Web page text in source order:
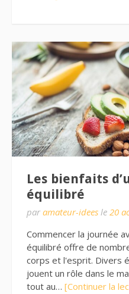
Les bienfaits
équilibré
par amateur-idees le 20
Commencer la journée
équilibré offre de
corps et l'esprit. Divers
jouent un rôle dans le
tout au… [Continuer la